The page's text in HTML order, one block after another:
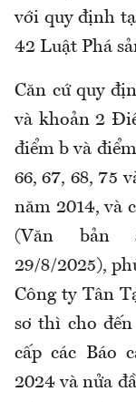
với quy định
42 Luật Phá
Căn cứ quy
và khoản 2
điểm b và
66, 67, 68, 75
năm 2014, và
(Văn bản
29/8/2025),
Công ty Tân
sơ thì cho
cấp các Báo
2024 và nửa